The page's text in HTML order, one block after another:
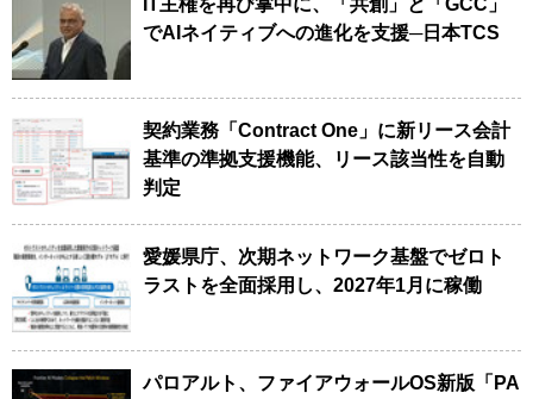
でAIネイティブへの進化を支援─日本TCS
契約業務「Contract One」に新リース会計
基準の準拠支援機能、リース該当性を自動
判定
愛媛県庁、次期ネットワーク基盤でゼロト
ラストを全面採用し、2027年1月に稼働
パロアルト、ファイアウォールOS新版「PA